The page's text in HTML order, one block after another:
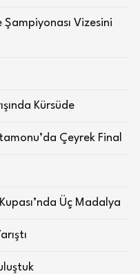
Şampiyonası Vizesini
Kürsüde
Çeyrek Final
Üç Madalya